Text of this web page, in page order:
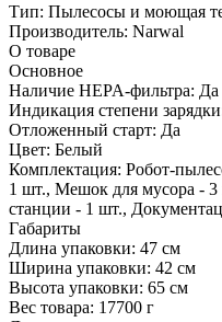
Тип: Пылесосы и моющая
Производитель: Narwal
О товаре
Основное
Наличие HEPA-фильтра: Да
Индикация степени
Отложенный старт: Да
Цвет: Белый
Комплектация: Робот-
1 шт., Мешок для мусора -
станции - 1 шт.,
Габариты
Длина упаковки: 47 см
Ширина упаковки: 42 см
Высота упаковки: 65 см
Вес товара: 17700 г